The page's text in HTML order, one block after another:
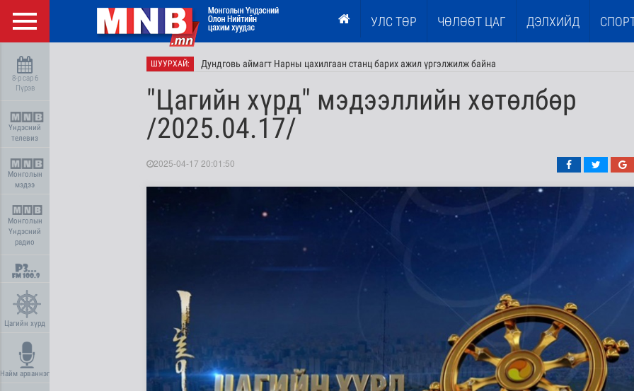
УЛС ТӨР ЧӨЛӨӨТ ЦАГ ДЭЛХИЙД
8-р сар 6
Пүрэв
Үндэсний
телевиз
Монголын
мэдээ
Монголын
Үндэсний
радио
Цагийн хүрд
Найм арваннэг
ШУУРХАЙ: Дундговь аймагт Нарны цахилгаан станц барих ажил үргэлжилж байна
"Цагийн хүрд" мэдээллийн хөтөлбөр
/2025.04.17/
2025-04-17 20:01:50